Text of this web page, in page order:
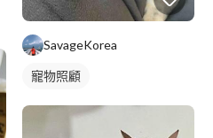
SavageKorea
寵物照顧